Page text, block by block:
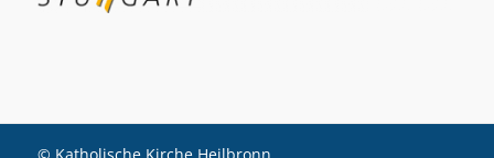
© Katholische Kirche Heilbronn